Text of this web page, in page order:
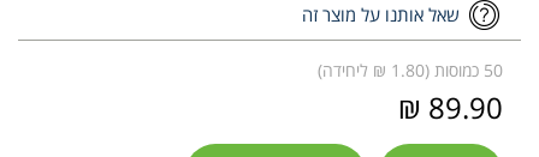
שאל אותנו על מוצר זה
50 כמוסות (1.80 ₪ ליחידה)
89.90 ₪